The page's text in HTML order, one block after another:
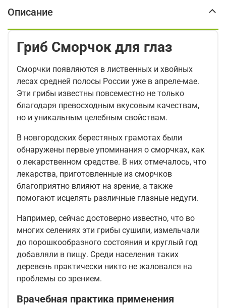
Описание
Гриб Сморчок для глаз
Сморчки появляются в лиственных и хвойных
лесах средней полосы России уже в апреле-мае.
Эти грибы известны повсеместно не только
благодаря превосходным вкусовым качествам,
но и уникальным целебным свойствам.
В новгородских берестяных грамотах были
обнаружены первые упоминания о сморчках, как
о лекарственном средстве. В них отмечалось, что
лекарства, приготовленные из сморчков
благоприятно влияют на зрение, а также
помогают исцелять различные глазные недуги.
Например, сейчас достоверно известно, что во
многих селениях эти грибы сушили, измельчали
до порошкообразного состояния и круглый год
добавляли в пищу. Среди населения таких
деревень практически никто не жаловался на
проблемы со зрением.
Врачебная практика применения